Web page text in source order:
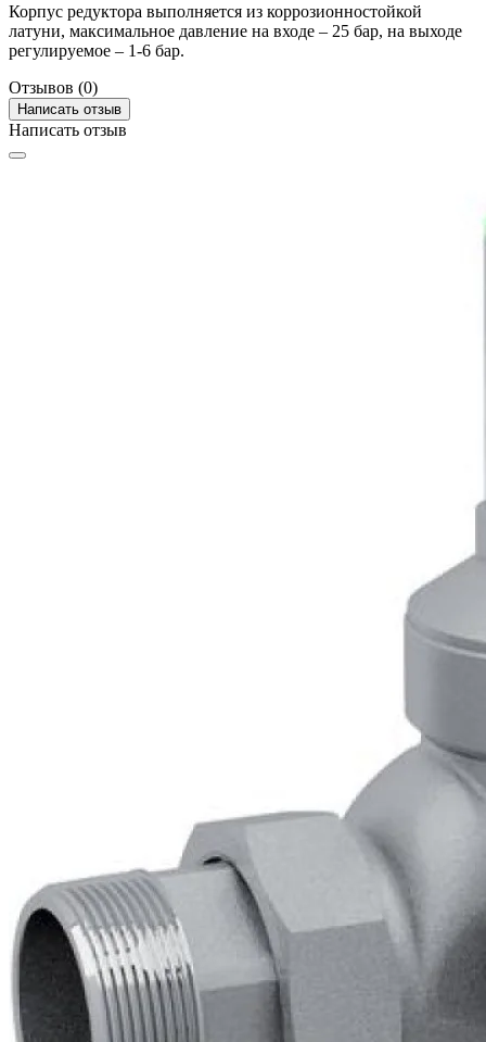
Корпус редуктора выполняется из коррозионностойкой
латуни, максимальное давление на входе – 25 бар, на выходе
регулируемое – 1-6 бар.
Отзывов (0)
Написать отзыв
Написать отзыв